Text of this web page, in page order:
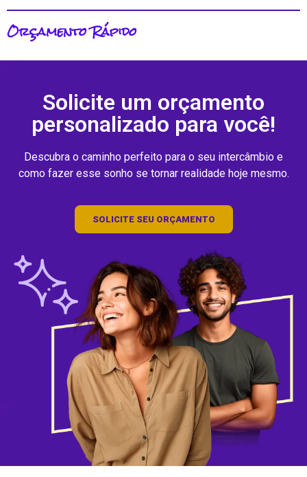
Orçamento Rápido
Solicite um orçamento
personalizado para você!
Descubra o caminho perfeito para o seu intercâmbio e
como fazer esse sonho se tornar realidade hoje mesmo.
SOLICITE SEU ORÇAMENTO